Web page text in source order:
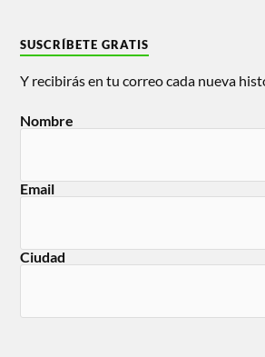
SUSCRÍBETE GRATIS
Y recibirás en tu correo cada nueva
Nombre
Email
Ciudad